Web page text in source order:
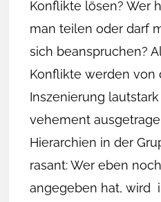
Konflikte lösen? Wer
man teilen oder darf
sich beanspruchen?
Konflikte werden von
Inszenierung
vehement
Hierarchien in der
rasant: Wer eben
angegeben hat, wird